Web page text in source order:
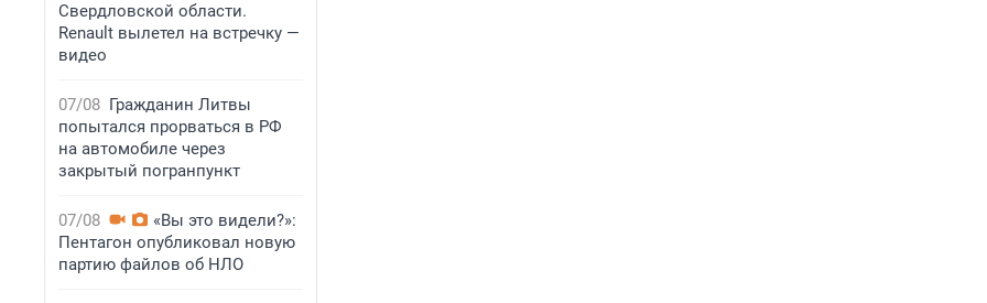
Свердловской области.
Renault вылетел на встречку —
видео
07/08 Гражданин Литвы
попытался прорваться в РФ
на автомобиле через
закрытый погранпункт
07/08
«Вы это видели?»:
Пентагон опубликовал новую
партию файлов об НЛО